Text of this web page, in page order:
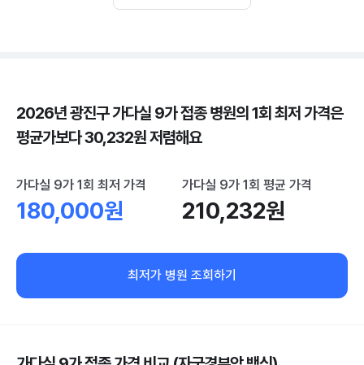
2026년 광진구 가다실 9가 접종 병원의 1회 최저 가격은
평균가보다 30,232원 저렴해요
가다실 9가 1회 최저 가격
180,000원
가다실 9가 1회 평균 가격
210,232원
최저가 병원 조회하기